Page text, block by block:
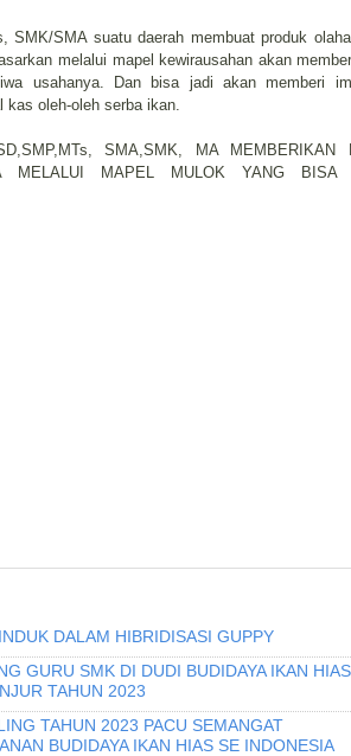
SMK/SMA suatu daerah membuat produk
melalui mapel kewirausahan akan
usahanya. Dan bisa jadi akan memberi
kas oleh-oleh serba ikan.
SMA,SMK, MA MEMBERIKAN
MELALUI MAPEL MULOK YANG BISA
DALAM HIBRIDISASI GUPPY
GURU SMK DI DUDI BUDIDAYA IKAN HIAS
TAHUN 2023
TAHUN 2023 PACU SEMANGAT
BUDIDAYA IKAN HIAS SE INDONESIA